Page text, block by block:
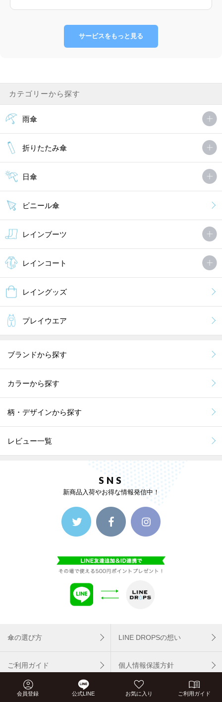
サービスをもっと見る
カテゴリーから探す
雨傘
折りたたみ傘
日傘
ビニール傘
レインブーツ
レインコート
レイングッズ
プレイウエア
ブランドから探す
カラーから探す
柄・デザインから探す
レビュー一覧
SNS
新商品入荷やお得な情報発信中！
傘の選び方 LINE DROPSの想い
ご利用ガイド 個人情報保護方針
FAQ お問い合わせ
会員登録 公式LINE お気に入り ご利用ガイド